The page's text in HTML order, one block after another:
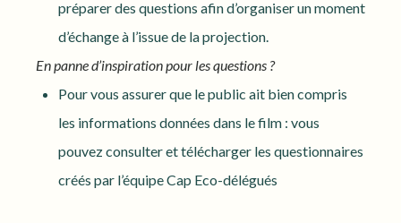
préparer des questions afin d’organiser un moment
d’échange à l’issue de la projection.
En panne d’inspiration pour les questions ?
Pour vous assurer que le public ait bien compris
les informations données dans le film : vous
pouvez consulter et télécharger les questionnaires
créés par l’équipe Cap Eco-délégués